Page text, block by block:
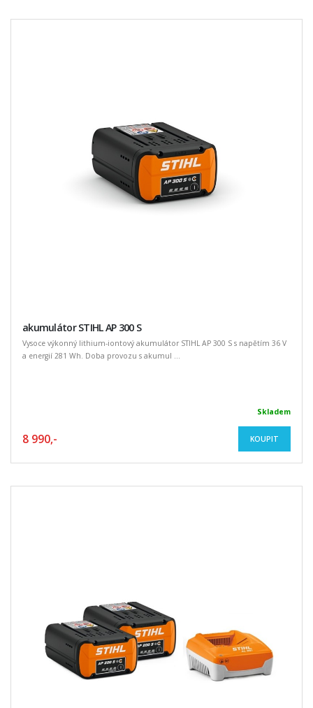
akumulátor STIHL AP 300 S
Vysoce výkonný lithium-iontový akumulátor STIHL AP 300 S s napětím 36 V
a energií 281 Wh. Doba provozu s akumul ...
Skladem
8 990,- KOUPIT